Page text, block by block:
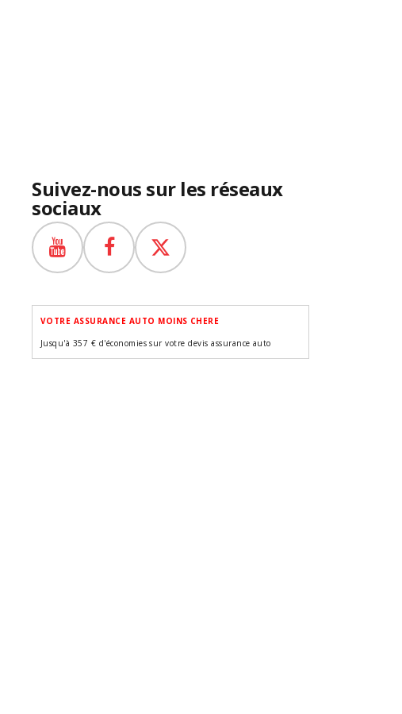
Suivez-nous sur les réseaux
sociaux
VOTRE ASSURANCE AUTO MOINS CHERE
Jusqu'à 357 € d'économies sur votre devis assurance auto